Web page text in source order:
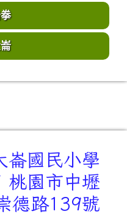
崙國民小學
桃園市中壢
德路139號